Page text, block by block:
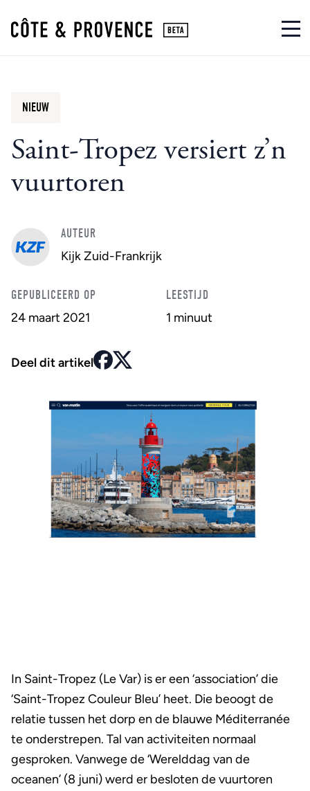
Saint-Tropez versiert z’n
vuurtoren
NIEUW
AUTEUR
Kijk Zuid-Frankrijk
GEPUBLICEERD OP
24 maart 2021
LEESTIJD
1 minuut
Deel dit artikel
In Saint-Tropez (Le Var) is er een ‘association’ die
‘Saint-Tropez Couleur Bleu’ heet. Die beoogt de
relatie tussen het dorp en de blauwe Méditerranée
te onderstrepen. Tal van activiteiten normaal
gesproken. Vanwege de ‘Werelddag van de
oceanen’ (8 juni) werd er besloten de vuurtoren